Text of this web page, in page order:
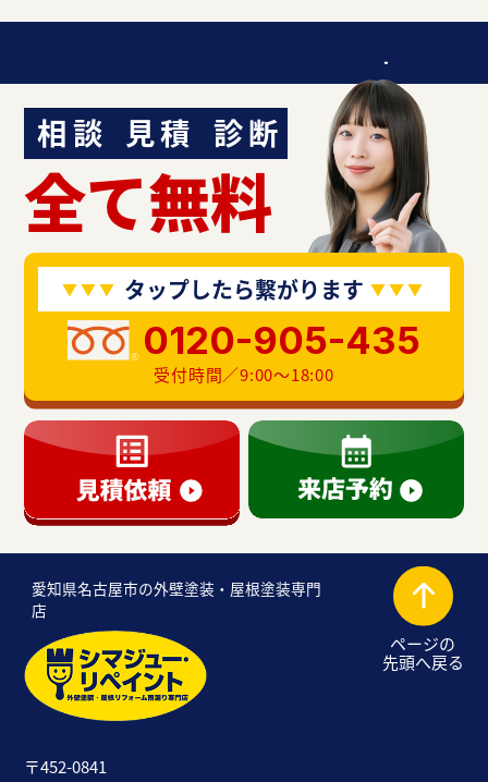
迷ったら聞いてみよう！
相談 見積 診断
全て無料
タップしたら繋がります
0120-905-435
受付時間／9:00〜18:00
ページの
先頭へ戻る
愛知県名古屋市の外壁塗装・屋根塗装専門
店
〒452-0841